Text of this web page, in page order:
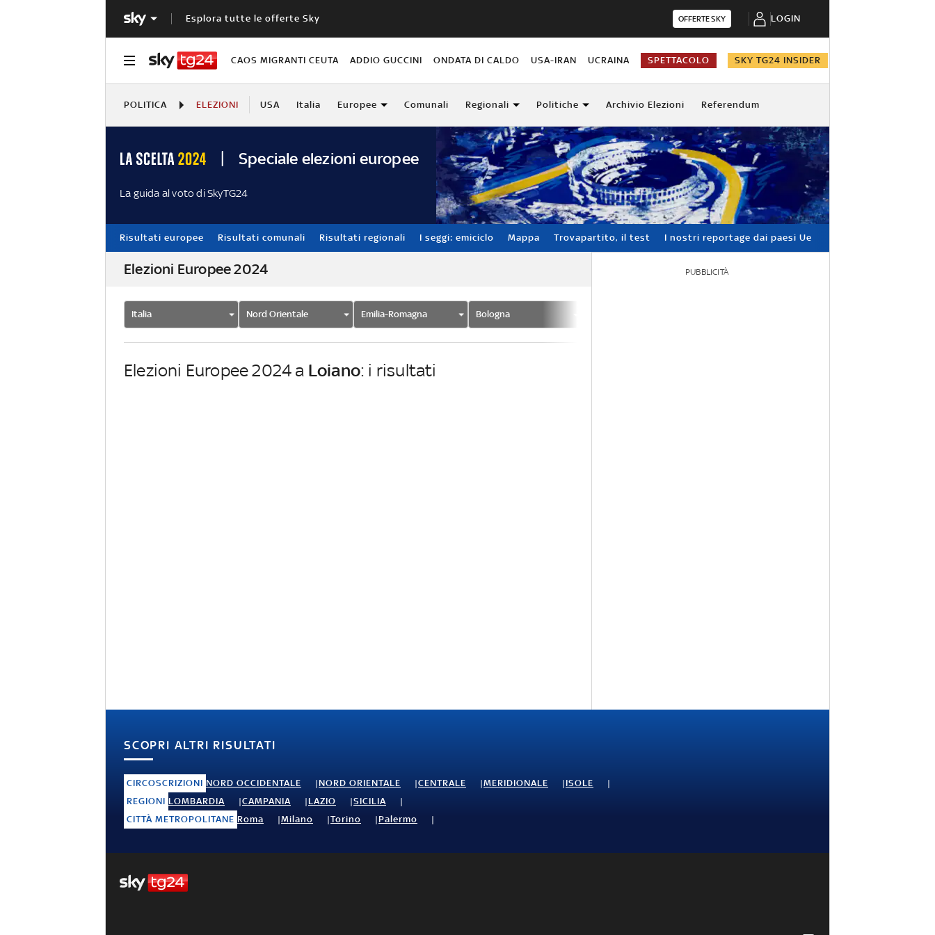
Esplora tutte le offerte Sky OFFERTE SKY LOGIN
CAOS MIGRANTI CEUTA ADDIO GUCCINI ONDATA DI CALDO USA-IRAN UCRAINA SPETTACOLO SKY TG24 INSIDER
POLITICA ELEZIONI USA Italia Europee Comunali Regionali Politiche Archivio Elezioni Referendum
Speciale elezioni europee
La guida al voto di SkyTG24
Risultati europee Risultati comunali Risultati regionali I seggi: emiciclo Mappa Trovapartito, il test I nostri reportage dai paesi Ue
Elezioni Europee 2024
Italia Nord Orientale Emilia-Romagna Bologna
Elezioni Europee 2024 a Loiano: i risultati
PUBBLICITÀ
SCOPRI ALTRI RISULTATI
CIRCOSCRIZIONI NORD OCCIDENTALE NORD ORIENTALE CENTRALE MERIDIONALE
ISOLE
REGIONI LOMBARDIA CAMPANIA LAZIO
SICILIA
CITTÀ METROPOLITANE Roma Milano Torino Palermo